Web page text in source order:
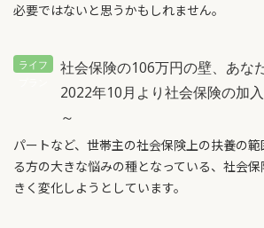
必要ではないと思うかもしれません。
社会保険の106万円の壁、あな
2022年10月より社会保険の加
～
パートなど、世帯主の社会保険上の扶養の
る方の大きな悩みの種となっている、社会
きく変化しようとしています。